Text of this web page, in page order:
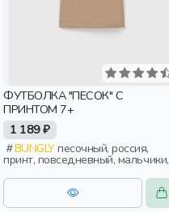
ФУТБОЛКА "ПЕСОК" С
ПРИНТОМ 7+
1 189 ₽
BUNGLYпесочный, россия,
принт, повседневный, мальчики,
школьники, подростки, дети